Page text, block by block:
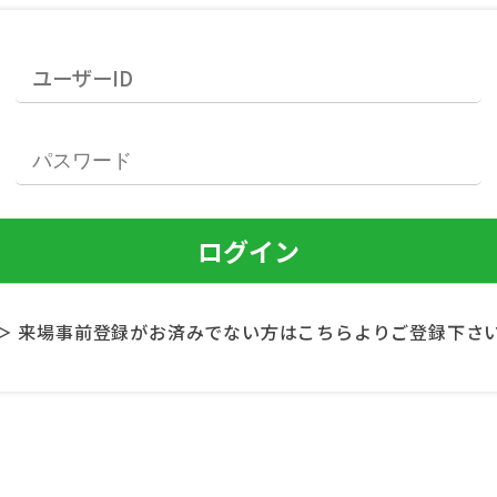
来場事前登録がお済みでない方はこちらよりご登録下さ